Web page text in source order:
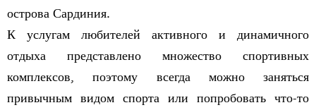
острова Сардиния.
К услугам любителей активного и динамичного
отдыха представлено множество спортивных
комплексов, поэтому всегда можно заняться
привычным видом спорта или попробовать что-то